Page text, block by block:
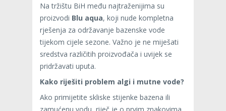
Na tržištu BiH među najtraženijima su
proizvodi Blu aqua, koji nude kompletna
rješenja za održavanje bazenske vode
tijekom cijele sezone. Važno je ne miješati
sredstva različitih proizvođača i uvijek se
pridržavati uputa.
Kako riješiti problem algi i mutne vode?
Ako primijetite skliske stijenke bazena ili
zamućenu vodu, riječ je o prvim znakovima